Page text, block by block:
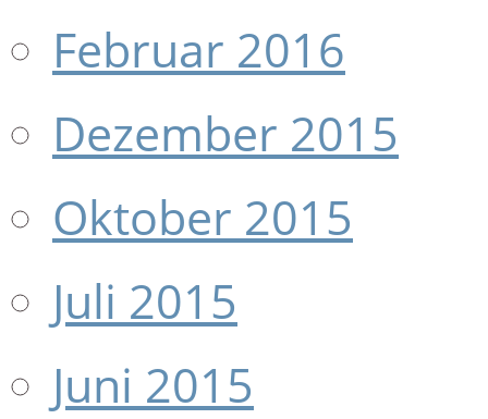
Februar 2016
Dezember 2015
Oktober 2015
Juli 2015
Juni 2015